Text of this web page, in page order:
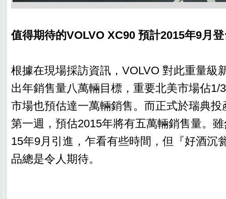
值得期待的VOLVO XC90 預計2015年9月
根據在現場採訪資訊，VOLVO 對此重量級
出年銷售量八萬輛目標，重要北美市場佔1/
市場也預估達一萬輛銷售。而正式於瑞典投
第一週，預估2015年將有五萬輛銷售量。
15年9月引進，乍看有些時間，但『好酒沉
品總是令人期待。